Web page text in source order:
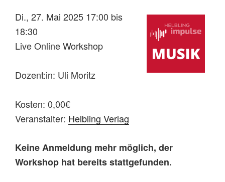
Di., 27. Mai 2025 17:00 bis
18:30
Live Online Workshop
Dozent:in: Uli Moritz
Kosten: 0,00€
Veranstalter: Helbling Verlag
Keine Anmeldung mehr möglich, der
Workshop hat bereits stattgefunden.